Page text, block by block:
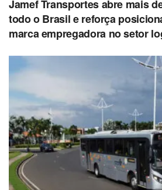
Jamef Transportes abre mais
todo o Brasil e reforça
marca empregadora no setor